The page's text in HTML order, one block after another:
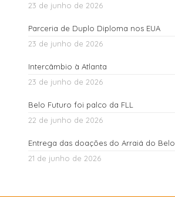
23 de junho de 2026
Parceria de Duplo Diploma nos EUA
23 de junho de 2026
Intercâmbio à Atlanta
23 de junho de 2026
Belo Futuro foi palco da FLL
22 de junho de 2026
Entrega das doações do Arraiá do Belo
21 de junho de 2026